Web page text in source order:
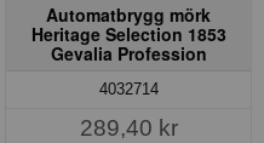
Automatbrygg mörk
Heritage Selection 1853
Gevalia Profession
4032714
289,40 kr